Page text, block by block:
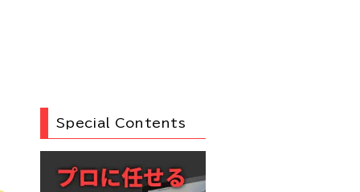
Special Contents